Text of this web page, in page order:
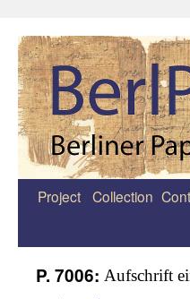
Zum
Project Collection
P. 7006: Aufschrift